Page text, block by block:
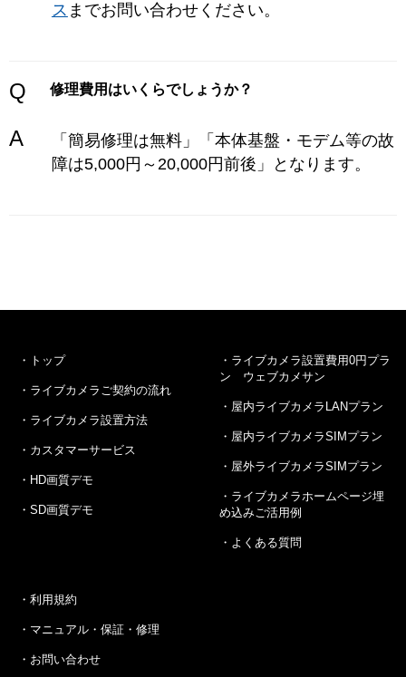
ス までお問い合わせください。
Q 修理費用はいくらでしょうか？
A
「簡易修理は無料」「本体基盤・モデム等の故
障は5,000円～20,000円前後」となります。
トップ
ライブカメラご契約の流れ
ライブカメラ設置方法
カスタマーサービス
HD画質デモ
SD画質デモ
ライブカメラ設置費用0円プラ
ン ウェブカメサン
屋内ライブカメラLANプラン
屋内ライブカメラSIMプラン
屋外ライブカメラSIMプラン
ライブカメラホームページ埋
め込みご活用例
よくある質問
利用規約
マニュアル・保証・修理
お問い合わせ